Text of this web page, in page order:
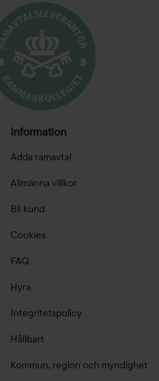
Information
Adda ramavtal
Allmänna villkor
Bli kund
Cookies
FAQ
Hyra
Integritetspolicy
Hållbart
Kommun, region och myndighet